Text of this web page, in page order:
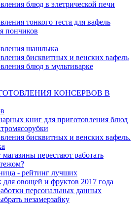
блюд в элетрической печи
тонкого теста для вафель
пончиков
шашлыка
бисквитных и венских вафель
блюд в мультиварке
КОНСЕРВОВ В
книг для приготовления блюд
бисквитных и венских вафель.
перестают работать
- рейтинг лучших
овощей и фруктов 2017 года
персональных данных
незамерзайку